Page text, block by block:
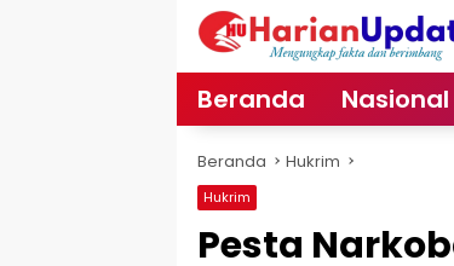
Beranda Nasional
Beranda Hukrim
Hukrim
Pesta